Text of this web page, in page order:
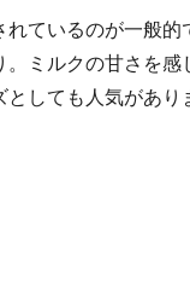
ているのが一般的
ミルクの甘さを感
しても人気があり